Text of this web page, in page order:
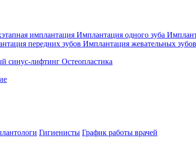
имплантация Имплантация одного зуба
передних зубов Имплантация жевательных зубов
синус-лифтинг Остеопластика
Гигиенисты График работы врачей